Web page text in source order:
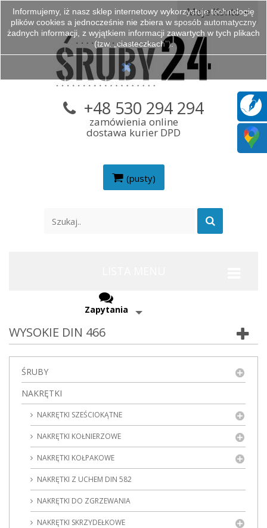
Moje Konto
(pusty)
+48 530 294 294
zamówienia online
dostawa kurier DPD
Zapytania
WYSOKIE DIN 466
ŚRUBY
NAKRĘTKI
NAKRĘTKI SZEŚCIOKĄTNE
NAKRĘTKI KOŁNIERZOWE
NAKRĘTKI KOŁPAKOWE
NAKRĘTKI Z UCHEM DIN 582
NAKRĘTKI DO ZGRZEWANIA
NAKRĘTKI SKRZYDEŁKOWE
Informujemy, iż nasz sklep internetowy wykorzystuje technologię
plików cookies a jednocześnie nie zbiera w sposób automatyczny
żadnych informacji, z wyjątkiem informacji zawartych w tych plikach
(tzw. „ciasteczkach”).